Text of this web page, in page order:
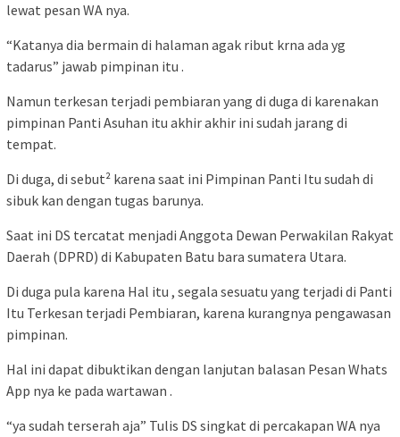
lewat pesan WA nya.
“Katanya dia bermain di halaman agak ribut krna ada yg
tadarus” jawab pimpinan itu .
Namun terkesan terjadi pembiaran yang di duga di karenakan
pimpinan Panti Asuhan itu akhir akhir ini sudah jarang di
tempat.
Di duga, di sebut² karena saat ini Pimpinan Panti Itu sudah di
sibuk kan dengan tugas barunya.
Saat ini DS tercatat menjadi Anggota Dewan Perwakilan Rakyat
Daerah (DPRD) di Kabupaten Batu bara sumatera Utara.
Di duga pula karena Hal itu , segala sesuatu yang terjadi di Panti
Itu Terkesan terjadi Pembiaran, karena kurangnya pengawasan
pimpinan.
Hal ini dapat dibuktikan dengan lanjutan balasan Pesan Whats
App nya ke pada wartawan .
“ya sudah terserah aja” Tulis DS singkat di percakapan WA nya